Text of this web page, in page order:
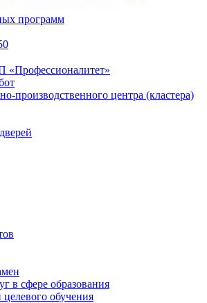
программ
производственного центра (кластера)
в сфере образования
обучения